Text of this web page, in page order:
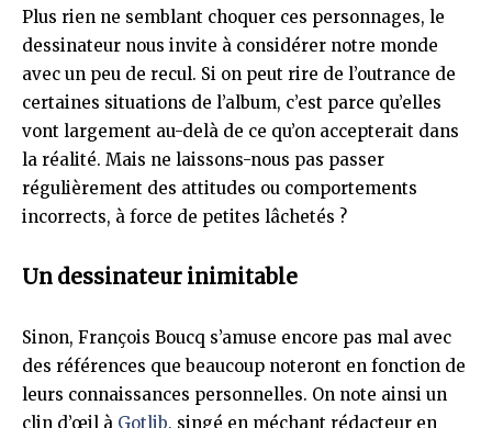
Plus rien ne semblant choquer ces personnages, le
dessinateur nous invite à considérer notre monde
avec un peu de recul. Si on peut rire de l’outrance de
certaines situations de l’album, c’est parce qu’elles
vont largement au-delà de ce qu’on accepterait dans
la réalité. Mais ne laissons-nous pas passer
régulièrement des attitudes ou comportements
incorrects, à force de petites lâchetés ?
Un dessinateur inimitable
Sinon, François Boucq s’amuse encore pas mal avec
des références que beaucoup noteront en fonction de
leurs connaissances personnelles. On note ainsi un
clin d’œil à Gotlib, singé en méchant rédacteur en